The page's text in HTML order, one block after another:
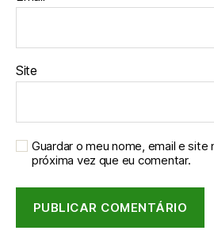
Site
Guardar o meu nome, email e site
próxima vez que eu comentar.